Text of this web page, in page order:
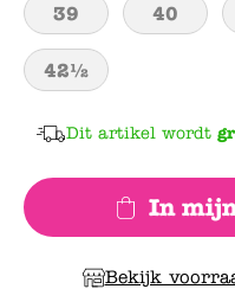
39 40
42½
Dit artikel wordt
In
Bekijk